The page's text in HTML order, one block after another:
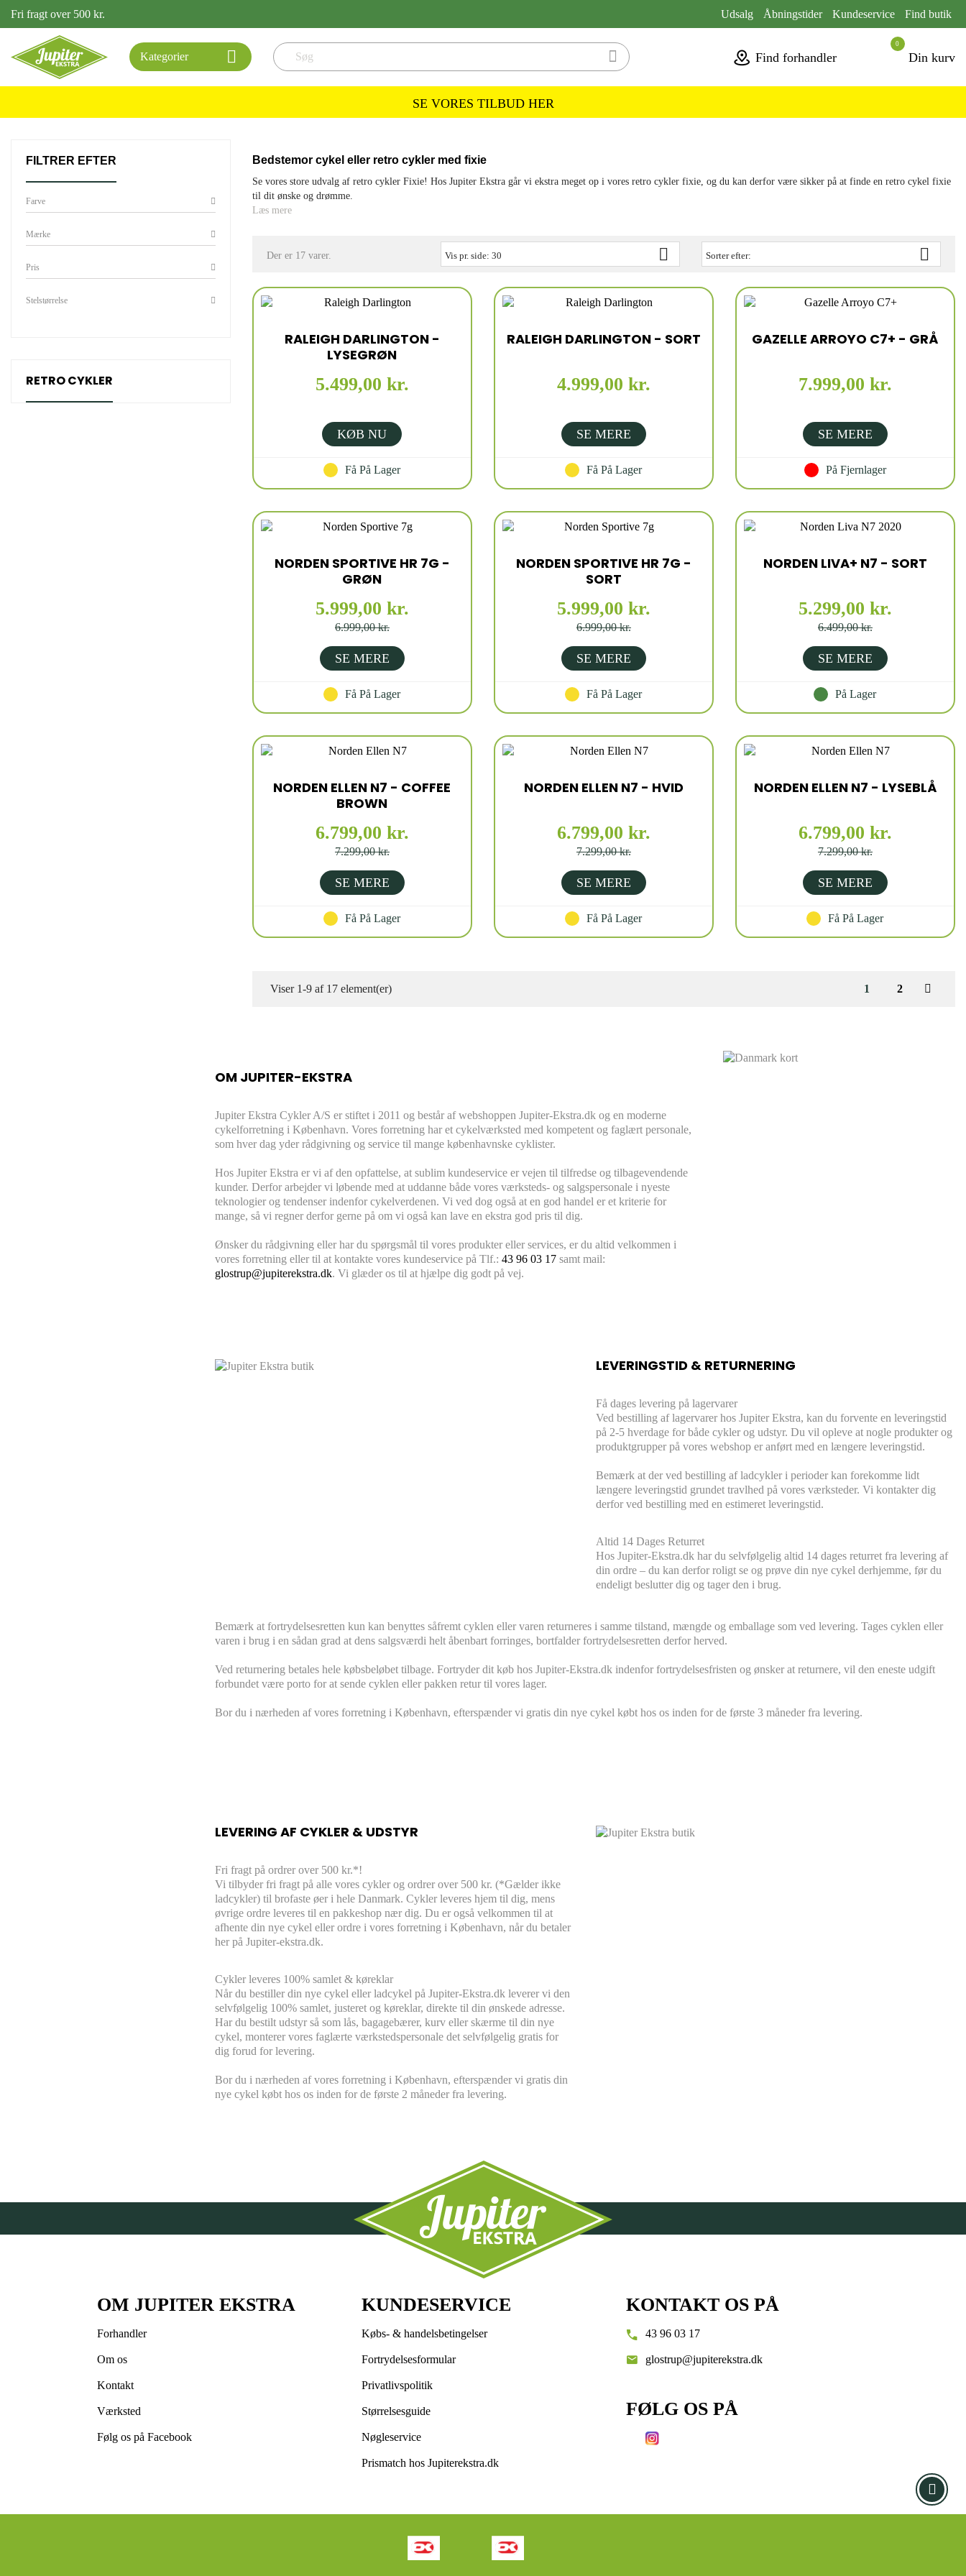
Fri fragt over 500 kr. Udsalg Åbningstider Kundeservice Find butik
Kategorier  
0
Din kurv
Find forhandler
SE VORES TILBUD HER
FILTRER EFTER
Farve
Mærke
Pris
Stelstørrelse
RETRO CYKLER
Bedstemor cykel eller retro cykler med fixie
Se vores store udvalg af retro cykler Fixie! Hos Jupiter Ekstra går vi ekstra meget op i vores retro cykler fixie, og du kan derfor være sikker på at finde en retro cykel fixie
til dit ønske og drømme.
Læs mere
Der er 17 varer. Vis pr. side: 30  Sorter efter: 
RALEIGH DARLINGTON -
LYSEGRØN
5.499,00 kr.
KØB NU
Få På Lager
RALEIGH DARLINGTON - SORT
4.999,00 kr.
SE MERE
Få På Lager
GAZELLE ARROYO C7+ - GRÅ
7.999,00 kr.
SE MERE
På Fjernlager
NORDEN SPORTIVE HR 7G -
GRØN
5.999,00 kr.
6.999,00 kr.
SE MERE
Få På Lager
NORDEN SPORTIVE HR 7G -
SORT
5.999,00 kr.
6.999,00 kr.
SE MERE
Få På Lager
NORDEN LIVA+ N7 - SORT
5.299,00 kr.
6.499,00 kr.
SE MERE
På Lager
NORDEN ELLEN N7 - COFFEE
BROWN
6.799,00 kr.
7.299,00 kr.
SE MERE
Få På Lager
NORDEN ELLEN N7 - HVID
6.799,00 kr.
7.299,00 kr.
SE MERE
Få På Lager
NORDEN ELLEN N7 - LYSEBLÅ
6.799,00 kr.
7.299,00 kr.
SE MERE
Få På Lager
Viser 1-9 af 17 element(er) 1 2
OM JUPITER-EKSTRA
Jupiter Ekstra Cykler A/S er stiftet i 2011 og består af webshoppen Jupiter-Ekstra.dk og en moderne
cykelforretning i København. Vores forretning har et cykelværksted med kompetent og faglært personale,
som hver dag yder rådgivning og service til mange københavnske cyklister.
Hos Jupiter Ekstra er vi af den opfattelse, at sublim kundeservice er vejen til tilfredse og tilbagevendende
kunder. Derfor arbejder vi løbende med at uddanne både vores værksteds- og salgspersonale i nyeste
teknologier og tendenser indenfor cykelverdenen. Vi ved dog også at en god handel er et kriterie for
mange, så vi regner derfor gerne på om vi også kan lave en ekstra god pris til dig.
Ønsker du rådgivning eller har du spørgsmål til vores produkter eller services, er du altid velkommen i
vores forretning eller til at kontakte vores kundeservice på Tlf.: 43 96 03 17 samt mail:
glostrup@jupiterekstra.dk. Vi glæder os til at hjælpe dig godt på vej.
LEVERINGSTID & RETURNERING
Få dages levering på lagervarer
Ved bestilling af lagervarer hos Jupiter Ekstra, kan du forvente en leveringstid
på 2-5 hverdage for både cykler og udstyr. Du vil opleve at nogle produkter og
produktgrupper på vores webshop er anført med en længere leveringstid.
Bemærk at der ved bestilling af ladcykler i perioder kan forekomme lidt
længere leveringstid grundet travlhed på vores værksteder. Vi kontakter dig
derfor ved bestilling med en estimeret leveringstid.
Altid 14 Dages Returret
Hos Jupiter-Ekstra.dk har du selvfølgelig altid 14 dages returret fra levering af
din ordre – du kan derfor roligt se og prøve din nye cykel derhjemme, før du
endeligt beslutter dig og tager den i brug.
Bemærk at fortrydelsesretten kun kan benyttes såfremt cyklen eller varen returneres i samme tilstand, mængde og emballage som ved levering. Tages cyklen eller
varen i brug i en sådan grad at dens salgsværdi helt åbenbart forringes, bortfalder fortrydelsesretten derfor herved.
Ved returnering betales hele købsbeløbet tilbage. Fortryder dit køb hos Jupiter-Ekstra.dk indenfor fortrydelsesfristen og ønsker at returnere, vil den eneste udgift
forbundet være porto for at sende cyklen eller pakken retur til vores lager.
Bor du i nærheden af vores forretning i København, efterspænder vi gratis din nye cykel købt hos os inden for de første 3 måneder fra levering.
LEVERING AF CYKLER & UDSTYR
Fri fragt på ordrer over 500 kr.*!
Vi tilbyder fri fragt på alle vores cykler og ordrer over 500 kr. (*Gælder ikke
ladcykler) til brofaste øer i hele Danmark. Cykler leveres hjem til dig, mens
øvrige ordre leveres til en pakkeshop nær dig. Du er også velkommen til at
afhente din nye cykel eller ordre i vores forretning i København, når du betaler
her på Jupiter-ekstra.dk.
Cykler leveres 100% samlet & køreklar
Når du bestiller din nye cykel eller ladcykel på Jupiter-Ekstra.dk leverer vi den
selvfølgelig 100% samlet, justeret og køreklar, direkte til din ønskede adresse.
Har du bestilt udstyr så som lås, bagagebærer, kurv eller skærme til din nye
cykel, monterer vores faglærte værkstedspersonale det selvfølgelig gratis for
dig forud for levering.
Bor du i nærheden af vores forretning i København, efterspænder vi gratis din
nye cykel købt hos os inden for de første 2 måneder fra levering.
OM JUPITER EKSTRA
Forhandler
Om os
Kontakt
Værksted
Følg os på Facebook
KUNDESERVICE
Købs- & handelsbetingelser
Fortrydelsesformular
Privatlivspolitik
Størrelsesguide
Nøgleservice
Prismatch hos Jupiterekstra.dk
KONTAKT OS PÅ
43 96 03 17
glostrup@jupiterekstra.dk
FØLG OS PÅ